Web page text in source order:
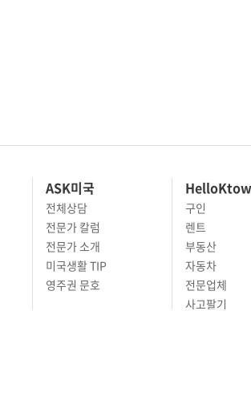
ASK미국
전체상담
전문가 칼럼
전문가 소개
HelloKtown
구인
렌트
부동산
자동차